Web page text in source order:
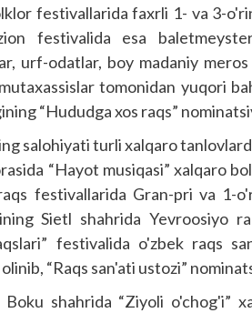
festivallarida faxrli 1- va 3-
festivalida esa
urf-odatlar, boy madaniy
tomonidan yuqori
“Hududga xos raqs”
salohiyati turli xalqaro
“Hayot musiqasi” xalqaro
festivallarida Gran-pri va 1-
Sietl shahrida Yevroosiyo
festivalida o'zbek raqs
“Raqs san'ati ustozi”
Boku shahrida “Ziyoli o'chog'i”